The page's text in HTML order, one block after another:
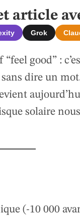
article
Grok
good” :
dire un
solaire
(-10 000